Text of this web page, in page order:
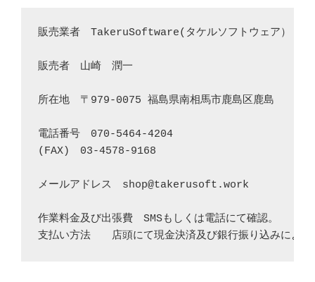
販売業者　TakeruSoftware(タケルソフトウェア）
販売者　山崎　潤一
所在地　〒979-0075 福島県南相馬市鹿島区鹿島
電話番号　070-5464-4204
(FAX)　03-4578-9168
メールアドレス　shop@takerusoft.work
作業料金及び出張費　SMSもしくは電話にて確認。